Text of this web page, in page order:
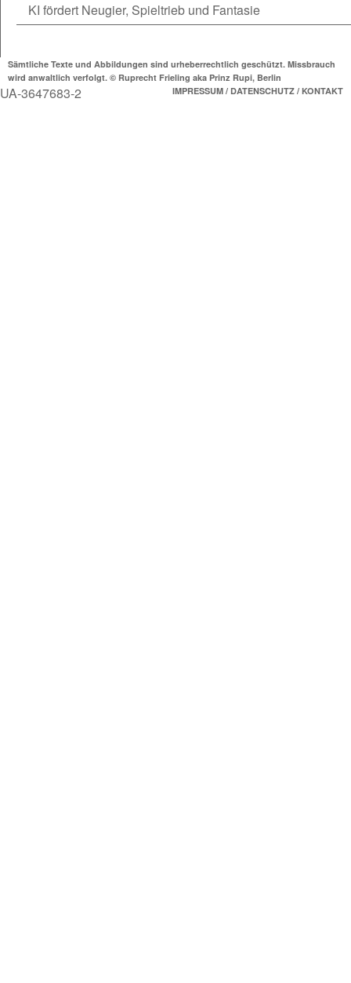
KI fördert Neugier, Spieltrieb und Fantasie
Sämtliche Texte und Abbildungen sind urheberrechtlich geschützt. Missbrauch
wird anwaltlich verfolgt. © Ruprecht Frieling aka Prinz Rupi, Berlin
IMPRESSUM / DATENSCHUTZ / KONTAKT
UA-3647683-2